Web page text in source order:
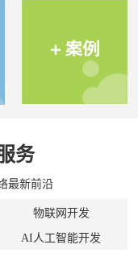
务
最新前沿
物联网开发
AI人工智能开发